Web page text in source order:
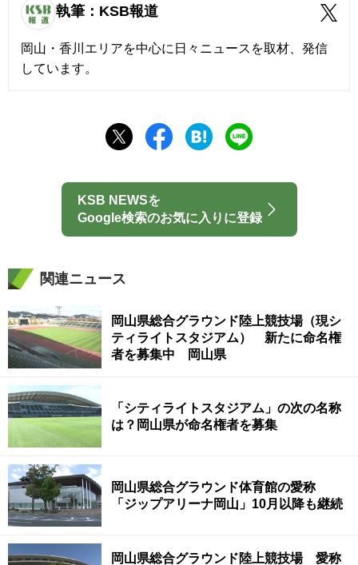
執筆：KSB報道
岡山・香川エリアを中心に日々ニュースを取材、発信
しています。
KSB NEWSを
Google検索のお気に入りに登録
関連ニュース
岡山県総合グラウンド陸上競技場（現シ
ティライトスタジアム） 新たに命名権
者を募集中 岡山県
「シティライトスタジアム」の次の名称
は？岡山県が命名権者を募集
岡山県総合グラウンド体育館の愛称
「ジップアリーナ岡山」10月以降も継続
岡山県総合グラウンド陸上競技場 愛称